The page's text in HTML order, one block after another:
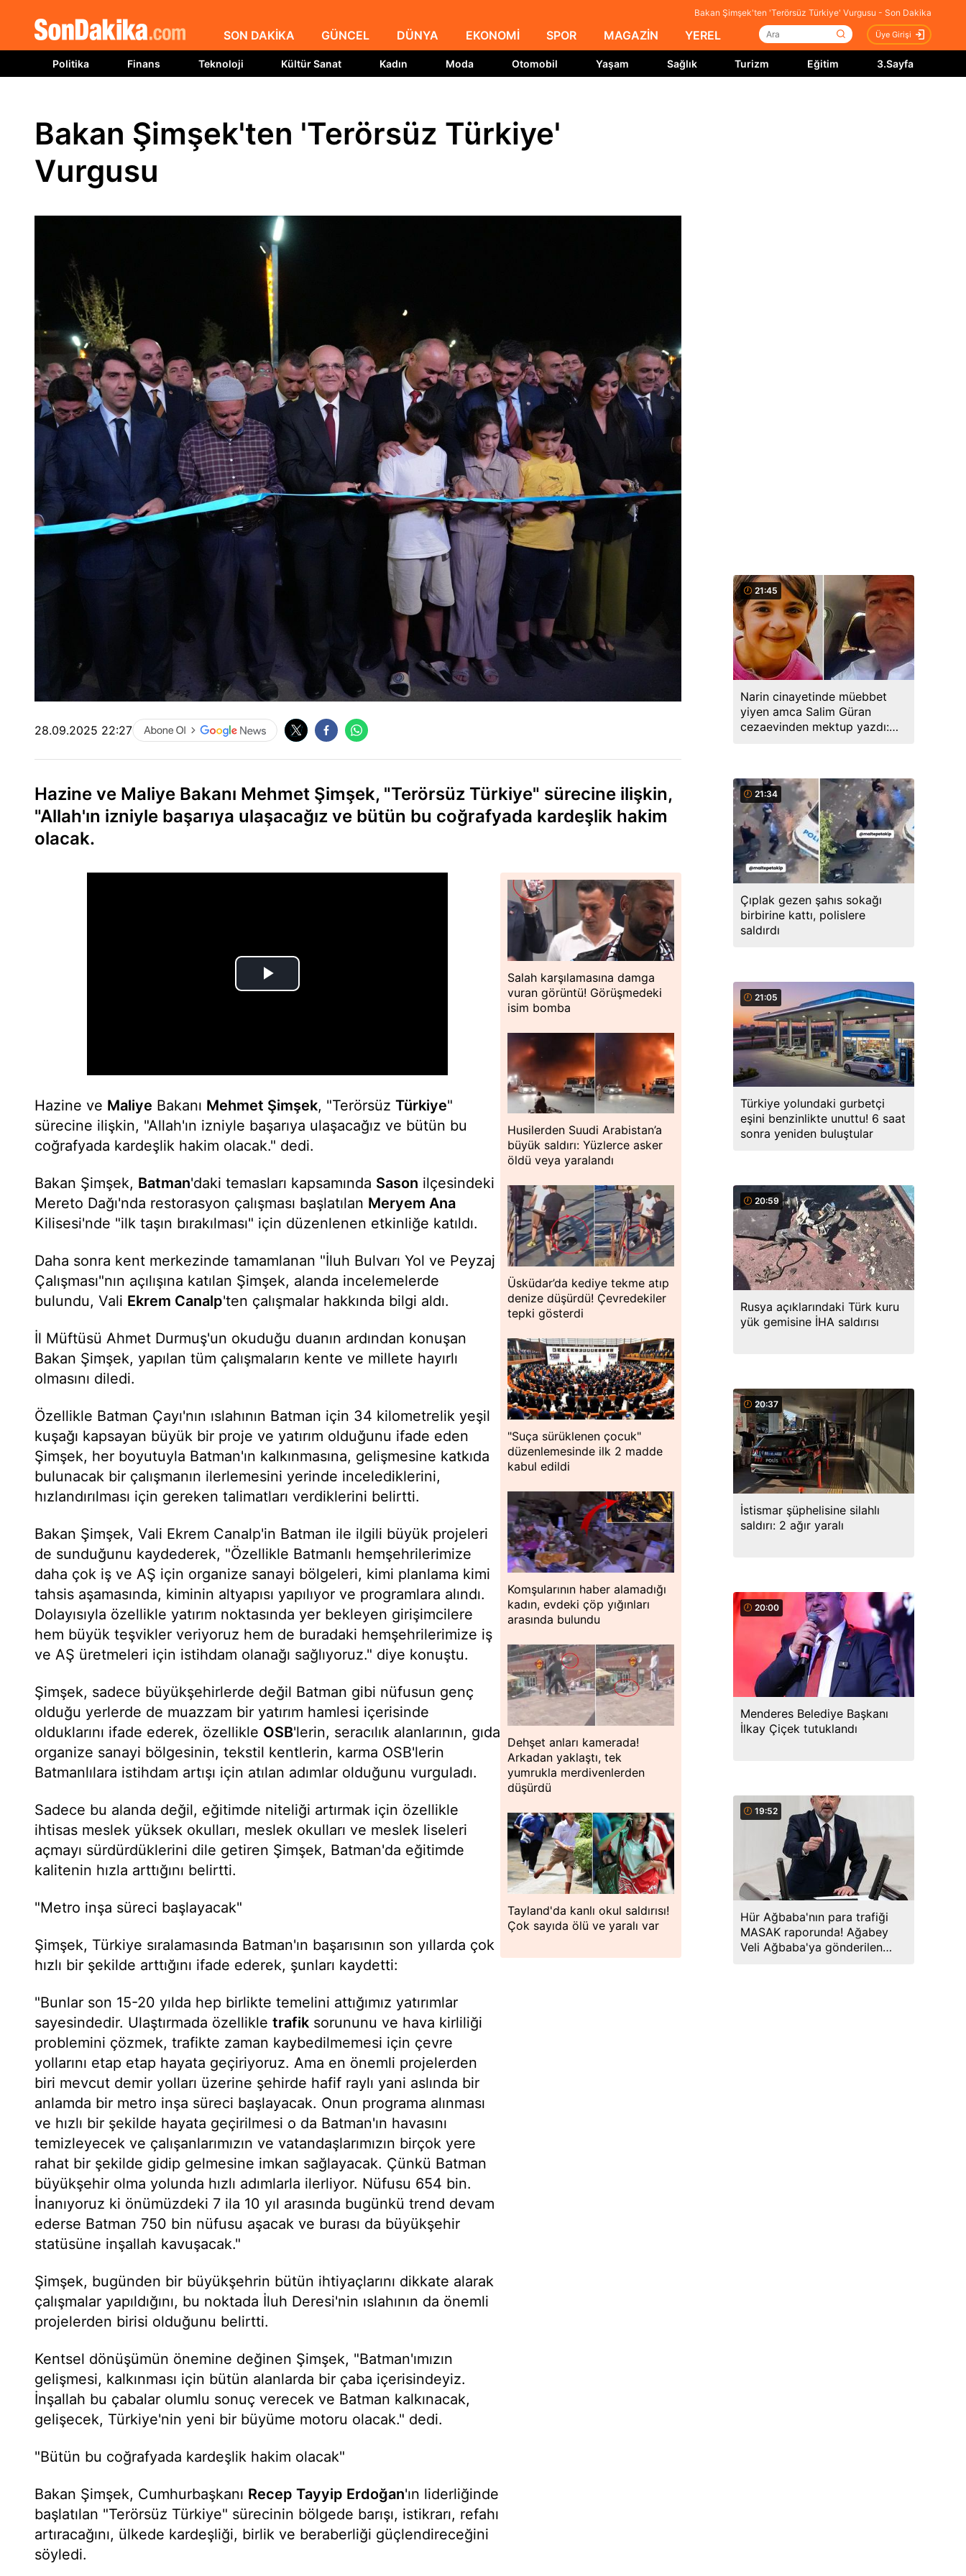
Bakan Şimşek'ten 'Terörsüz Türkiye' Vurgusu - Son Dakika
SON DAKİKA GÜNCEL DÜNYA EKONOMİ SPOR MAGAZİN YEREL Üye Girişi
Politika Finans Teknoloji Kültür Sanat Kadın Moda Otomobil Yaşam Sağlık Turizm Eğitim 3.Sayfa
Bakan Şimşek'ten 'Terörsüz Türkiye'
Vurgusu
28.09.2025 22:27
Hazine ve Maliye Bakanı Mehmet Şimşek, "Terörsüz Türkiye" sürecine ilişkin,
"Allah'ın izniyle başarıya ulaşacağız ve bütün bu coğrafyada kardeşlik hakim
olacak.
Hazine ve Maliye Bakanı Mehmet Şimşek, "Terörsüz Türkiye"
sürecine ilişkin, "Allah'ın izniyle başarıya ulaşacağız ve bütün bu
coğrafyada kardeşlik hakim olacak." dedi.
Bakan Şimşek, Batman'daki temasları kapsamında Sason ilçesindeki
Mereto Dağı'nda restorasyon çalışması başlatılan Meryem Ana
Kilisesi'nde "ilk taşın bırakılması" için düzenlenen etkinliğe katıldı.
Daha sonra kent merkezinde tamamlanan "İluh Bulvarı Yol ve Peyzaj
Çalışması"nın açılışına katılan Şimşek, alanda incelemelerde
bulundu, Vali Ekrem Canalp'ten çalışmalar hakkında bilgi aldı.
İl Müftüsü Ahmet Durmuş'un okuduğu duanın ardından konuşan
Bakan Şimşek, yapılan tüm çalışmaların kente ve millete hayırlı
olmasını diledi.
Özellikle Batman Çayı'nın ıslahının Batman için 34 kilometrelik yeşil
kuşağı kapsayan büyük bir proje ve yatırım olduğunu ifade eden
Şimşek, her boyutuyla Batman'ın kalkınmasına, gelişmesine katkıda
bulunacak bir çalışmanın ilerlemesini yerinde incelediklerini,
hızlandırılması için gereken talimatları verdiklerini belirtti.
Bakan Şimşek, Vali Ekrem Canalp'in Batman ile ilgili büyük projeleri
de sunduğunu kaydederek, "Özellikle Batmanlı hemşehrilerimize
daha çok iş ve AŞ için organize sanayi bölgeleri, kimi planlama kimi
tahsis aşamasında, kiminin altyapısı yapılıyor ve programlara alındı.
Dolayısıyla özellikle yatırım noktasında yer bekleyen girişimcilere
hem büyük teşvikler veriyoruz hem de buradaki hemşehrilerimize iş
ve AŞ üretmeleri için istihdam olanağı sağlıyoruz." diye konuştu.
Şimşek, sadece büyükşehirlerde değil Batman gibi nüfusun genç
olduğu yerlerde de muazzam bir yatırım hamlesi içerisinde
olduklarını ifade ederek, özellikle OSB'lerin, seracılık alanlarının, gıda
organize sanayi bölgesinin, tekstil kentlerin, karma OSB'lerin
Batmanlılara istihdam artışı için atılan adımlar olduğunu vurguladı.
Sadece bu alanda değil, eğitimde niteliği artırmak için özellikle
ihtisas meslek yüksek okulları, meslek okulları ve meslek liseleri
açmayı sürdürdüklerini dile getiren Şimşek, Batman'da eğitimde
kalitenin hızla arttığını belirtti.
"Metro inşa süreci başlayacak"
Şimşek, Türkiye sıralamasında Batman'ın başarısının son yıllarda çok
hızlı bir şekilde arttığını ifade ederek, şunları kaydetti:
"Bunlar son 15-20 yılda hep birlikte temelini attığımız yatırımlar
sayesindedir. Ulaştırmada özellikle trafik sorununu ve hava kirliliği
problemini çözmek, trafikte zaman kaybedilmemesi için çevre
yollarını etap etap hayata geçiriyoruz. Ama en önemli projelerden
biri mevcut demir yolları üzerine şehirde hafif raylı yani aslında bir
anlamda bir metro inşa süreci başlayacak. Onun programa alınması
ve hızlı bir şekilde hayata geçirilmesi o da Batman'ın havasını
temizleyecek ve çalışanlarımızın ve vatandaşlarımızın birçok yere
rahat bir şekilde gidip gelmesine imkan sağlayacak. Çünkü Batman
büyükşehir olma yolunda hızlı adımlarla ilerliyor. Nüfusu 654 bin.
İnanıyoruz ki önümüzdeki 7 ila 10 yıl arasında bugünkü trend devam
ederse Batman 750 bin nüfusu aşacak ve burası da büyükşehir
statüsüne inşallah kavuşacak."
Şimşek, bugünden bir büyükşehrin bütün ihtiyaçlarını dikkate alarak
çalışmalar yapıldığını, bu noktada İluh Deresi'nin ıslahının da önemli
projelerden birisi olduğunu belirtti.
Kentsel dönüşümün önemine değinen Şimşek, "Batman'ımızın
gelişmesi, kalkınması için bütün alanlarda bir çaba içerisindeyiz.
İnşallah bu çabalar olumlu sonuç verecek ve Batman kalkınacak,
gelişecek, Türkiye'nin yeni bir büyüme motoru olacak." dedi.
"Bütün bu coğrafyada kardeşlik hakim olacak"
Bakan Şimşek, Cumhurbaşkanı Recep Tayyip Erdoğan'ın liderliğinde
başlatılan "Terörsüz Türkiye" sürecinin bölgede barışı, istikrarı, refahı
artıracağını, ülkede kardeşliği, birlik ve beraberliği güçlendireceğini
söyledi.
Salah karşılamasına damga
vuran görüntü! Görüşmedeki
isim bomba
Husilerden Suudi Arabistan’a
büyük saldırı: Yüzlerce asker
öldü veya yaralandı
Üsküdar’da kediye tekme atıp
denize düşürdü! Çevredekiler
tepki gösterdi
"Suça sürüklenen çocuk"
düzenlemesinde ilk 2 madde
kabul edildi
Komşularının haber alamadığı
kadın, evdeki çöp yığınları
arasında bulundu
Dehşet anları kamerada!
Arkadan yaklaştı, tek
yumrukla merdivenlerden
düşürdü
Tayland'da kanlı okul saldırısı!
Çok sayıda ölü ve yaralı var
21:45
Narin cinayetinde müebbet
yiyen amca Salim Güran
cezaevinden mektup yazdı:
21:34
Çıplak gezen şahıs sokağı
birbirine kattı, polislere
saldırdı
21:05
Türkiye yolundaki gurbetçi
eşini benzinlikte unuttu! 6 saat
sonra yeniden buluştular
20:59
Rusya açıklarındaki Türk kuru
yük gemisine İHA saldırısı
20:37
İstismar şüphelisine silahlı
saldırı: 2 ağır yaralı
20:00
Menderes Belediye Başkanı
İlkay Çiçek tutuklandı
19:52
Hür Ağbaba'nın para trafiği
MASAK raporunda! Ağabey
Veli Ağbaba'ya gönderilen